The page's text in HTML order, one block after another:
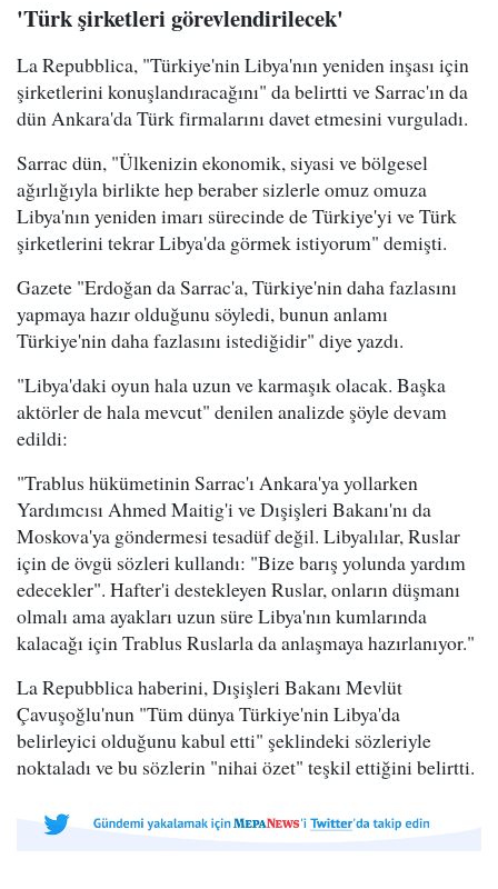
'Türk şirketleri görevlendirilecek'
La Repubblica, "Türkiye'nin Libya'nın yeniden inşası için
şirketlerini konuşlandıracağını" da belirtti ve Sarrac'ın da
dün Ankara'da Türk firmalarını davet etmesini vurguladı.
Sarrac dün, "Ülkenizin ekonomik, siyasi ve bölgesel
ağırlığıyla birlikte hep beraber sizlerle omuz omuza
Libya'nın yeniden imarı sürecinde de Türkiye'yi ve Türk
şirketlerini tekrar Libya'da görmek istiyorum" demişti.
Gazete "Erdoğan da Sarrac'a, Türkiye'nin daha fazlasını
yapmaya hazır olduğunu söyledi, bunun anlamı
Türkiye'nin daha fazlasını istediğidir" diye yazdı.
"Libya'daki oyun hala uzun ve karmaşık olacak. Başka
aktörler de hala mevcut" denilen analizde şöyle devam
edildi:
"Trablus hükümetinin Sarrac'ı Ankara'ya yollarken
Yardımcısı Ahmed Maitig'i ve Dışişleri Bakanı'nı da
Moskova'ya göndermesi tesadüf değil. Libyalılar, Ruslar
için de övgü sözleri kullandı: "Bize barış yolunda yardım
edecekler". Hafter'i destekleyen Ruslar, onların düşmanı
olmalı ama ayakları uzun süre Libya'nın kumlarında
kalacağı için Trablus Ruslarla da anlaşmaya hazırlanıyor."
La Repubblica haberini, Dışişleri Bakanı Mevlüt
Çavuşoğlu'nun "Tüm dünya Türkiye'nin Libya'da
belirleyici olduğunu kabul etti" şeklindeki sözleriyle
noktaladı ve bu sözlerin "nihai özet" teşkil ettiğini belirtti.